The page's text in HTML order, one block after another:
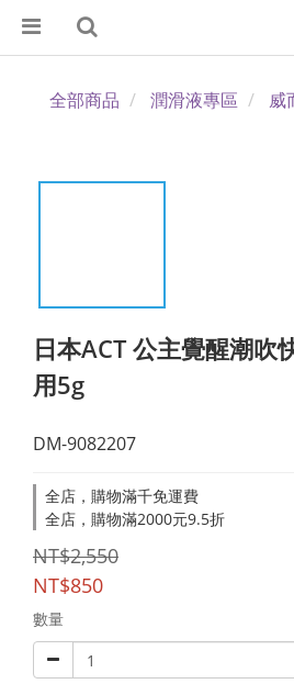
全部商品 潤滑液專區 威
日本ACT 公主覺醒潮吹
用5g
DM-9082207
全店，購物滿千免運費
全店，購物滿2000元9.5折
NT$2,550
NT$850
數量